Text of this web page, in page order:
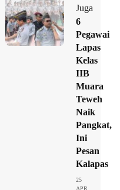
Juga
6
Pegawai
Lapas
Kelas
IIB
Muara
Teweh
Naik
Pangkat,
Ini
Pesan
Kalapas
25